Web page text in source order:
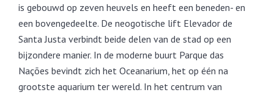
is gebouwd op zeven heuvels en heeft een beneden- en
een bovengedeelte. De neogotische lift Elevador de
Santa Justa verbindt beide delen van de stad op een
bijzondere manier. In de moderne buurt Parque das
Nações bevindt zich het Oceanarium, het op één na
grootste aquarium ter wereld. In het centrum van